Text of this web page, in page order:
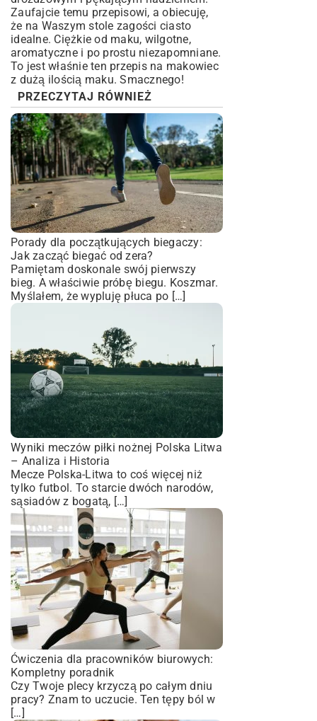
Zaufajcie temu przepisowi, a obiecuję,
że na Waszym stole zagości ciasto
idealne. Ciężkie od maku, wilgotne,
aromatyczne i po prostu niezapomniane.
To jest właśnie ten przepis na makowiec
z dużą ilością maku. Smacznego!
PRZECZYTAJ RÓWNIEŻ
Porady dla początkujących biegaczy:
Jak zacząć biegać od zera?
Pamiętam doskonale swój pierwszy
bieg. A właściwie próbę biegu. Koszmar.
Myślałem, że wypluję płuca po […]
Wyniki meczów piłki nożnej Polska Litwa
– Analiza i Historia
Mecze Polska-Litwa to coś więcej niż
tylko futbol. To starcie dwóch narodów,
sąsiadów z bogatą, […]
Ćwiczenia dla pracowników biurowych:
Kompletny poradnik
Czy Twoje plecy krzyczą po całym dniu
pracy? Znam to uczucie. Ten tępy ból w
[…]